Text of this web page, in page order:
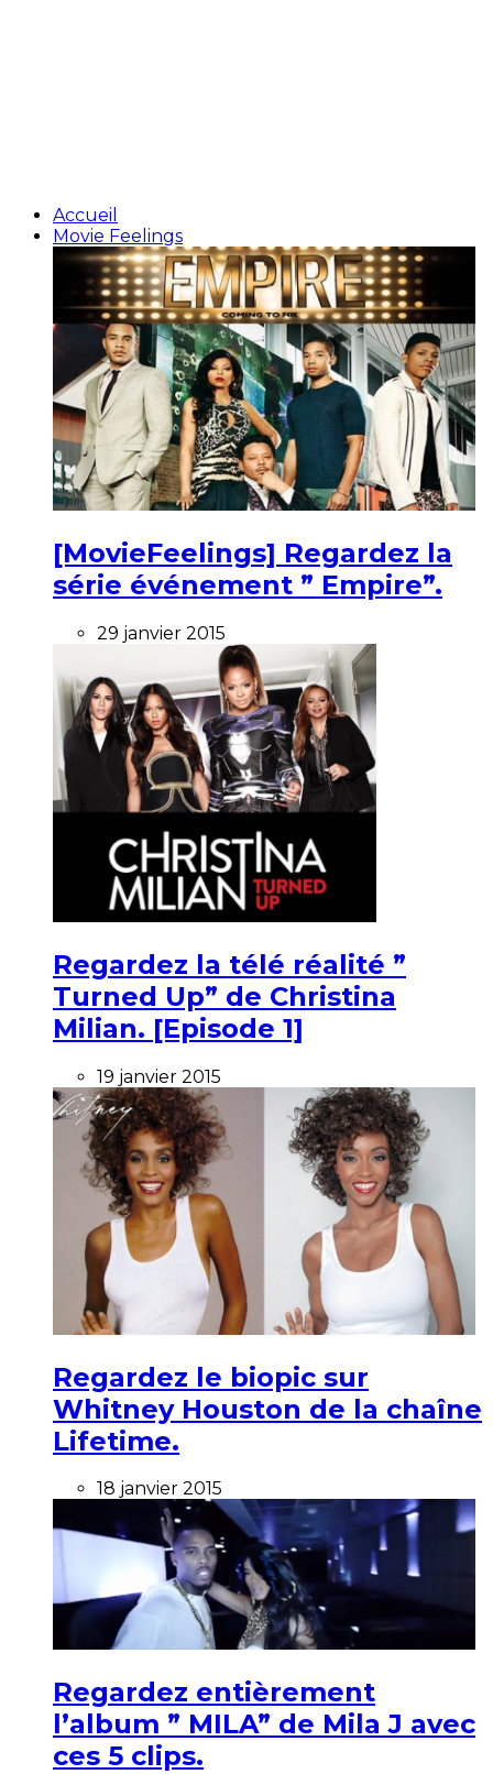
Accueil
Movie Feelings
[MovieFeelings] Regardez la
série événement ” Empire”.
29 janvier 2015
Regardez la télé réalité ”
Turned Up” de Christina
Milian. [Episode 1]
19 janvier 2015
Regardez le biopic sur
Whitney Houston de la chaîne
Lifetime.
18 janvier 2015
Regardez entièrement
l’album ” MILA” de Mila J avec
ces 5 clips.